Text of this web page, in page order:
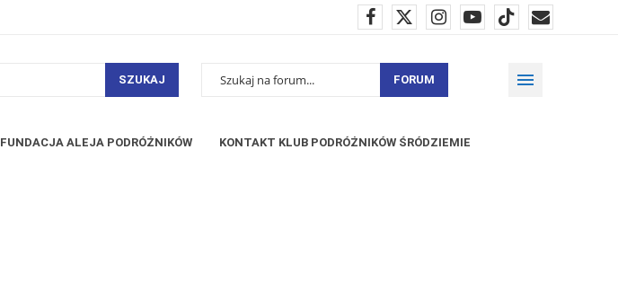
SZUKAJ FORUM
FUNDACJA ALEJA PODRÓŻNIKÓW KONTAKT KLUB PODRÓŻNIKÓW ŚRÓDZIEMIE